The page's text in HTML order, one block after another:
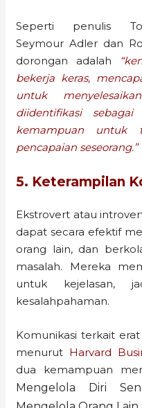
Seperti penulis
Seymour Adler dan
dorongan adalah
bekerja keras,
untuk
diidentifikasi
kemampuan untuk
pencapaian seseorang.”
5. Keterampilan
Ekstrovert atau
dapat secara efektif
orang lain, dan
masalah. Mereka
untuk kejelasan,
kesalahpahaman.
Komunikasi terkait
menurut Harvard
dua kemampuan
Mengelola Diri